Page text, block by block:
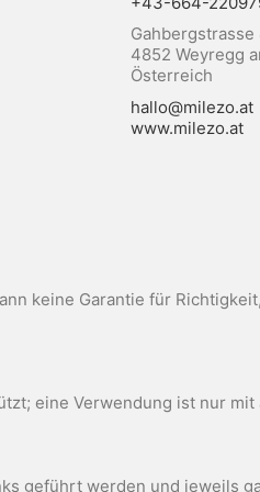
Gahbergstrasse
4852 Weyregg
Österreich
hallo@milezo.at
www.milezo.at
keine Garantie für
eine Verwendung ist nur
geführt werden und jeweils